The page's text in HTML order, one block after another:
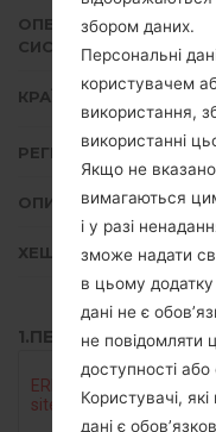
ОПЕРАЦІЙНА
СИСТЕМА
КРАЇНА
РЕГІОН
ОПИС
ХЕШ
1.ПЕРЕВІРТИ
збором даних.
Персональні
користувачем
використання,
використанні
Якщо не вказано
вимагаються
і у разі
зможе надати
в цьому
дані не є
не повідомляти
доступності
Користувачі,
дані є